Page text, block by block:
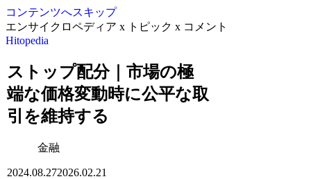
コンテンツへスキップ
エンサイクロペディア x トピック x コメント
Hitopedia
ストップ配分｜市場の極
端な価格変動時に公平な取
引を維持する
金融
2024.08.272026.02.21